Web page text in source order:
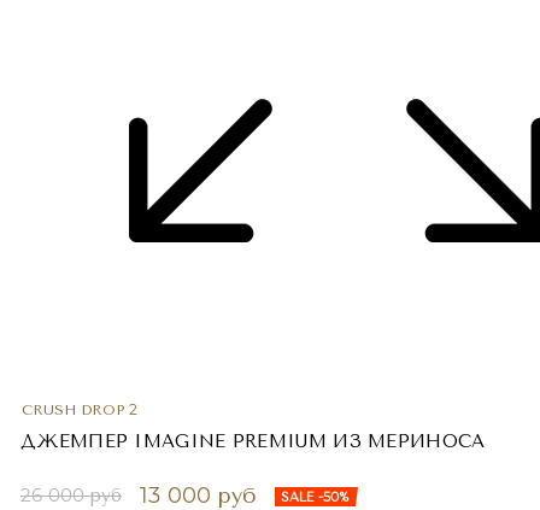
CRUSH DROP 2
ДЖЕМПЕР IMAGINE PREMIUM ИЗ МЕРИНОСА
26 000 руб 13 000 руб SALE -50%